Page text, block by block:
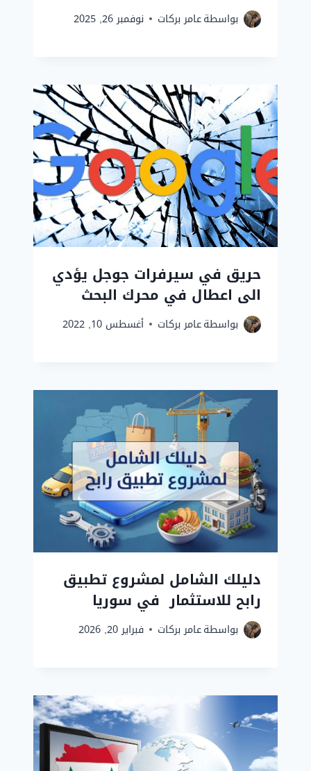
بواسطةعامر بركات نوفمبر 26, 2025
حريق في سيرفرات جوجل يؤدي
الى اعطال في محرك البحث
بواسطةعامر بركات أغسطس 10, 2022
دليلك الشامل لمشروع تطبيق
رابح للاستثمار في سوريا
بواسطةعامر بركات فبراير 20, 2026